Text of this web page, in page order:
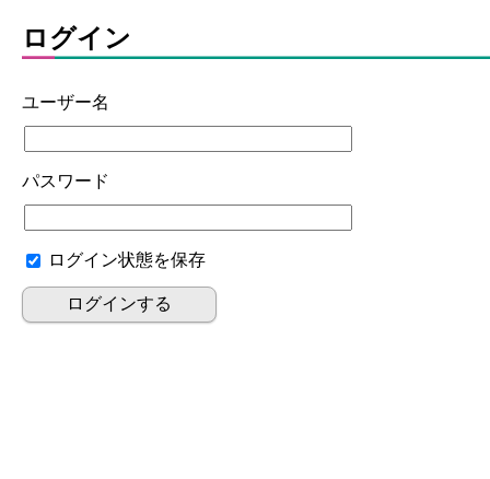
ログイン
ユーザー名
パスワード
ログイン状態を保存